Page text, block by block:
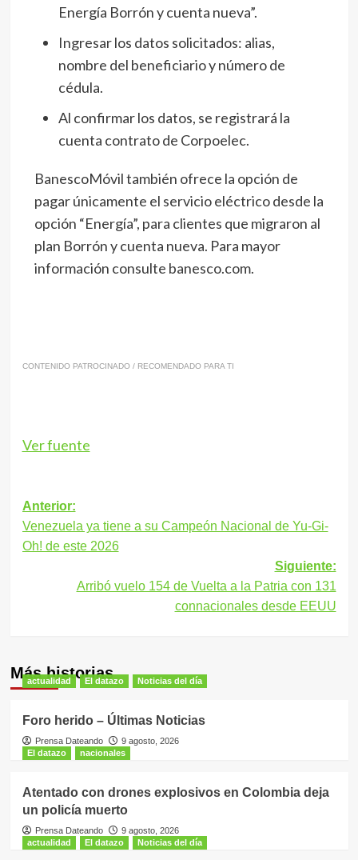
Energía Borrón y cuenta nueva”.
Ingresar los datos solicitados: alias,
nombre del beneficiario y número de
cédula.
Al confirmar los datos, se registrará la
cuenta contrato de Corpoelec.
BanescoMóvil también ofrece la opción de
pagar únicamente el servicio eléctrico desde la
opción “Energía”, para clientes que migraron al
plan Borrón y cuenta nueva. Para mayor
información consulte banesco.com.
CONTENIDO PATROCINADO / RECOMENDADO PARA TI
Ver fuente
Navegación
de
Anterior:
Venezuela ya tiene a su Campeón Nacional de Yu-Gi-
Oh! de este 2026
Siguiente:
Arribó vuelo 154 de Vuelta a la Patria con 131
connacionales desde EEUU
Más historias
actualidad El datazo Noticias del día
Foro herido – Últimas Noticias
Prensa Dateando
9 agosto, 2026
El datazo
nacionales
Atentado con drones explosivos en Colombia deja
un policía muerto
Prensa Dateando
9 agosto, 2026
actualidad
El datazo Noticias del día